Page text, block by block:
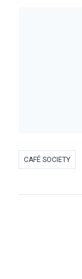
CAFÉ SOCIETY